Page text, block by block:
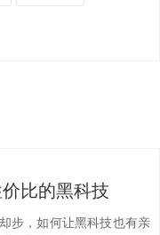
比的黑科技
步，如何让黑科技也有亲